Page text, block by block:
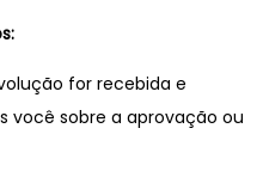
for recebida e
você sobre a aprovação ou